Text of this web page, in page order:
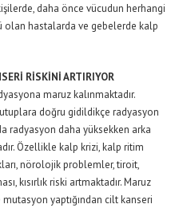
daha önce vücudun herhangi
olan hastalarda ve gebelerde kalp
RİSKİNİ ARTIRIYOR
maruz kalınmaktadır.
doğru gidildikçe radyasyon
radyasyon daha yüksekken arka
Özellikle kalp krizi, kalp ritim
nörolojik problemler, tiroit,
kısırlık riski artmaktadır. Maruz
yaptığından cilt kanseri